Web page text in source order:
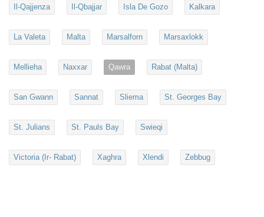
Il-Qajjenza Il-Qbajjar Isla De Gozo Kalkara
La Valeta Malta Marsalforn Marsaxlokk
Mellieha Naxxar Qawra Rabat (Malta)
San Gwann Sannat Sliema St. Georges Bay
St. Julians St. Pauls Bay Swieqi
Victoria (Ir- Rabat) Xaghra Xlendi Zebbug